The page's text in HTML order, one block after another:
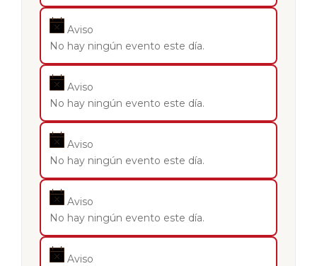
Aviso
No hay ningún evento este día.
Aviso
No hay ningún evento este día.
Aviso
No hay ningún evento este día.
Aviso
No hay ningún evento este día.
Aviso